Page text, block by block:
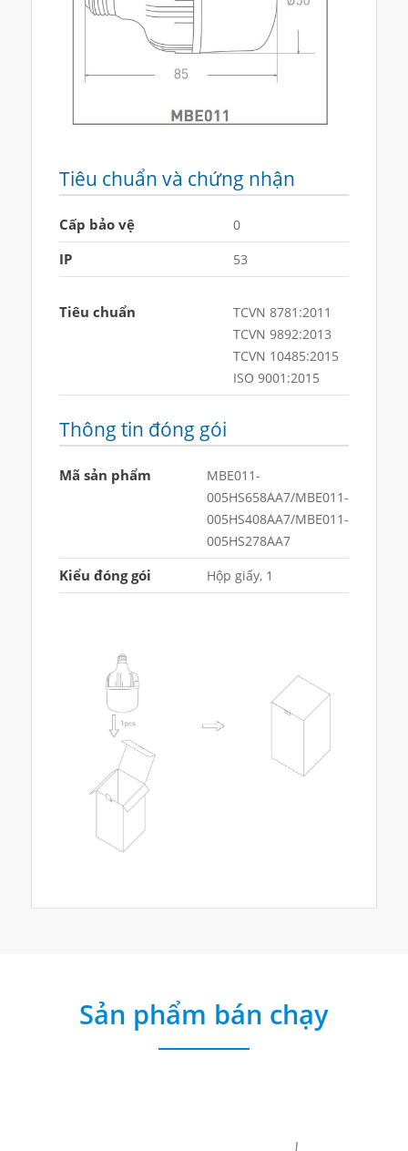
Tiêu chuẩn và chứng nhận
Cấp bảo vệ 0
IP 53
Tiêu chuẩn
TCVN 8781:2011
TCVN 9892:2013
TCVN 10485:2015
ISO 9001:2015
Thông tin đóng gói
Mã sản phẩm
MBE011-
005HS658AA7/MBE011-
005HS408AA7/MBE011-
005HS278AA7
Kiểu đóng gói Hộp giấy, 1
Sản phẩm bán chạy